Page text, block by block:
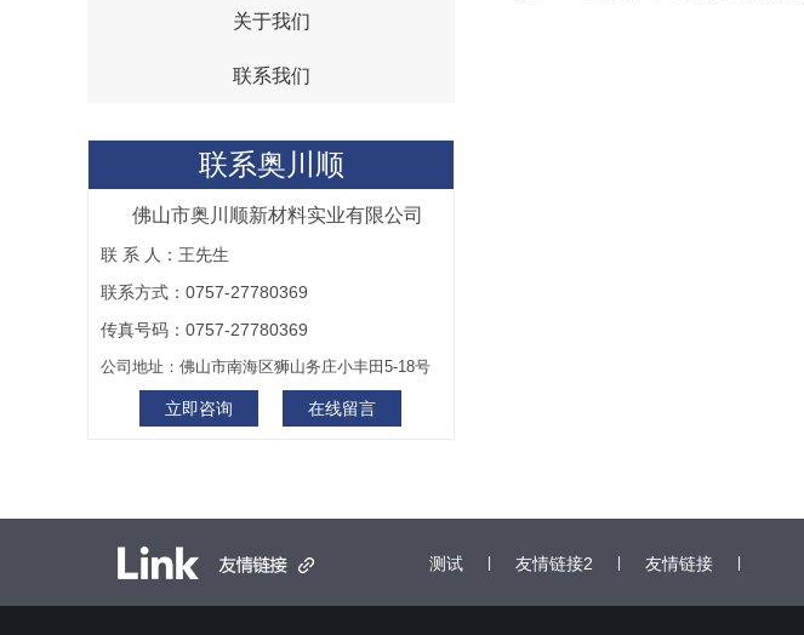
关于我们
联系我们
联系奥川顺
佛山市奥川顺新材料实业有限公司
联 系 人：王先生
联系方式：0757-27780369
传真号码：0757-27780369
公司地址：佛山市南海区狮山务庄小丰田5-18号
立即咨询 在线留言
测试 友情链接2 友情链接